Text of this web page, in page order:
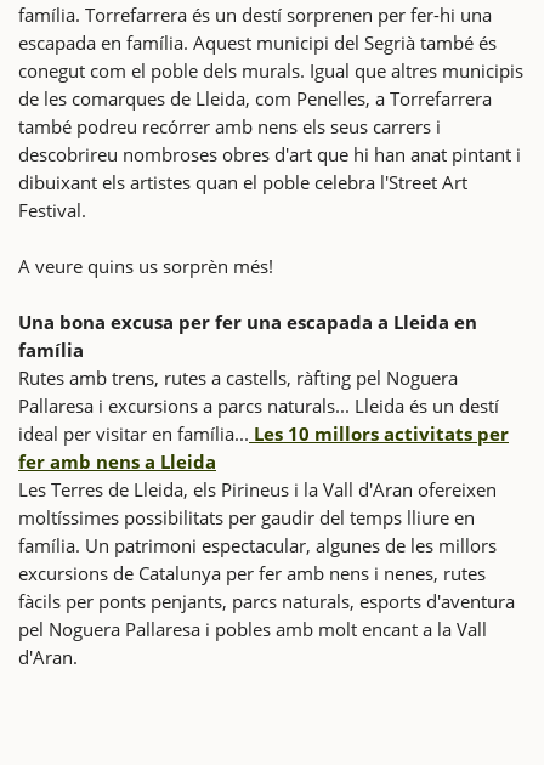
família. Torrefarrera és un destí sorprenen per fer-hi una
escapada en família. Aquest municipi del Segrià també és
conegut com el poble dels murals. Igual que altres municipis
de les comarques de Lleida, com Penelles, a Torrefarrera
també podreu recórrer amb nens els seus carrers i
descobrireu nombroses obres d'art que hi han anat pintant i
dibuixant els artistes quan el poble celebra l'Street Art
Festival.
A veure quins us sorprèn més!
Una bona excusa per fer una escapada a Lleida en
família
Rutes amb trens, rutes a castells, ràfting pel Noguera
Pallaresa i excursions a parcs naturals... Lleida és un destí
ideal per visitar en família... Les 10 millors activitats per
fer amb nens a Lleida
Les Terres de Lleida, els Pirineus i la Vall d'Aran ofereixen
moltíssimes possibilitats per gaudir del temps lliure en
família. Un patrimoni espectacular, algunes de les millors
excursions de Catalunya per fer amb nens i nenes, rutes
fàcils per ponts penjants, parcs naturals, esports d'aventura
pel Noguera Pallaresa i pobles amb molt encant a la Vall
d'Aran.